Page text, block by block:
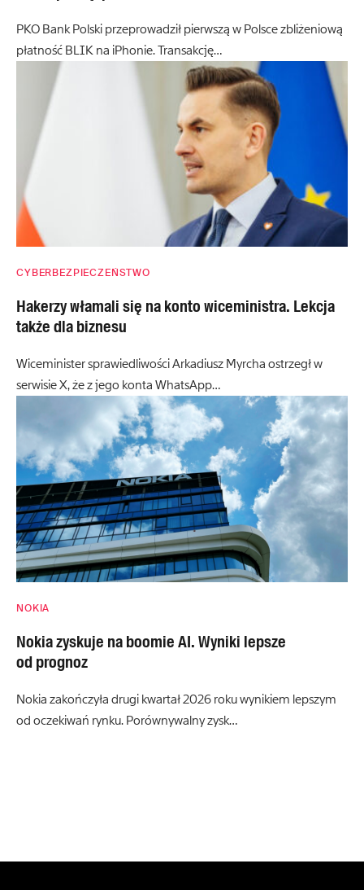
PKO Bank Polski przeprowadził pierwszą w Polsce zbliżeniową
płatność BLIK na iPhonie. Transakcję…
CYBERBEZPIECZEŃSTWO
Hakerzy włamali się na konto wiceministra. Lekcja
także dla biznesu
Wiceminister sprawiedliwości Arkadiusz Myrcha ostrzegł w
serwisie X, że z jego konta WhatsApp…
NOKIA
Nokia zyskuje na boomie AI. Wyniki lepsze
od prognoz
Nokia zakończyła drugi kwartał 2026 roku wynikiem lepszym
od oczekiwań rynku. Porównywalny zysk…